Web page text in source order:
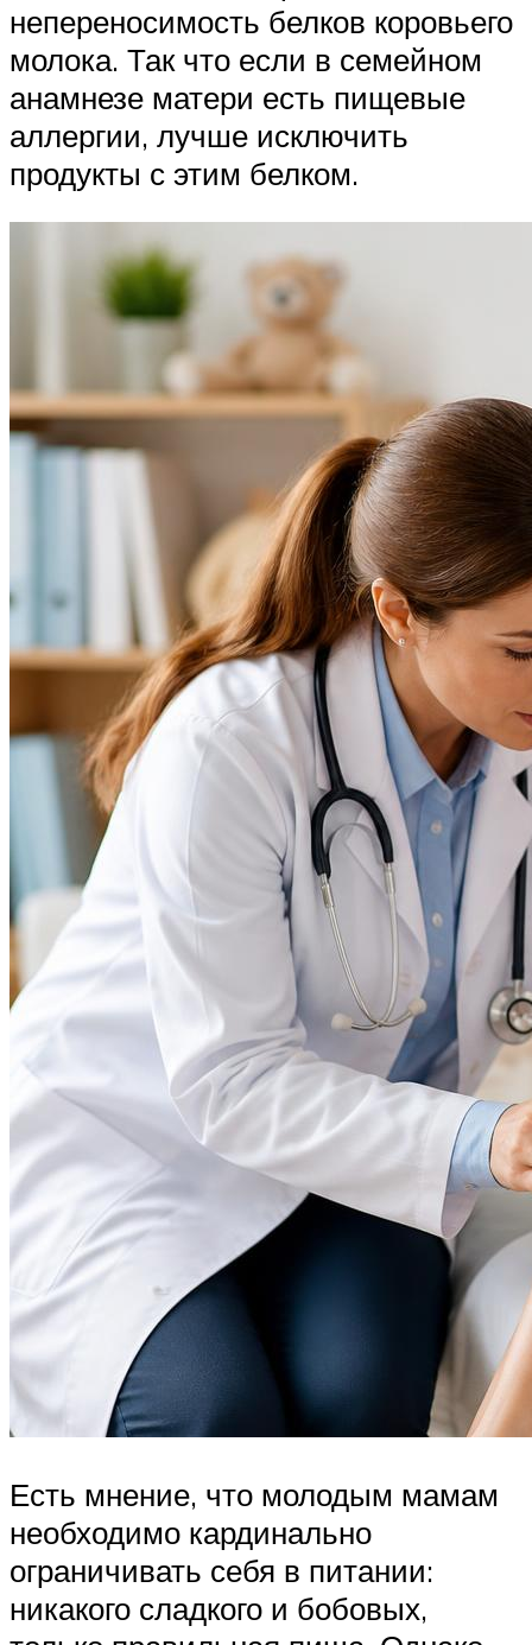
непереносимость белков коровьего
молока. Так что если в семейном
анамнезе матери есть пищевые
аллергии, лучше исключить
продукты с этим белком.
Есть мнение, что молодым мамам
необходимо кардинально
ограничивать себя в питании:
никакого сладкого и бобовых,